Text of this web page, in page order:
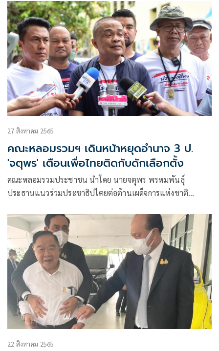
พล.อ.ประวิตร หัวหน้าพรรค
27 สิงหาคม 2565
คณะหลอมรวมฯ เดินหน้าหยุดอำนาจ 3 ป.
'จตุพร' เตือนเพื่อไทยติดกับดักเลือกตั้ง
คณะหลอมรวมประชาชน นำโดย นายจตุพร พรหมพันธุ์
ประธานแนวร่วมประชาธิปไตยต่อต้านเผด็จการแห่งชาติ
22 สิงหาคม 2565